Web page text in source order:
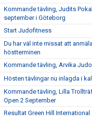
Kommande tävling, Judits
september i Göteborg
Start Judofitness
Du har väl inte missat att
höstterminen
Kommande tävling, Arvika
Hösten tävlingar nu inlagda i
Kommande tävling, Lilla
Open 2 September
Resultat Green Hill International